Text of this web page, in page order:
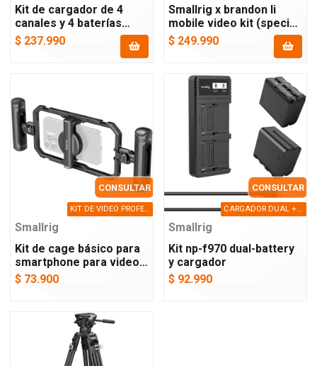
Kit de cargador de 4
canales y 4 baterías
serie l / np-f970
$ 237.990
Smallrig x brandon li
mobile video kit (special
edition)
$ 249.990
CONSULTAR
Smallrig
Kit de cage básico para
smartphone para video
profesional
$ 73.900
CONSULTAR
Smallrig
Kit np-f970 dual-battery
y cargador
$ 92.990